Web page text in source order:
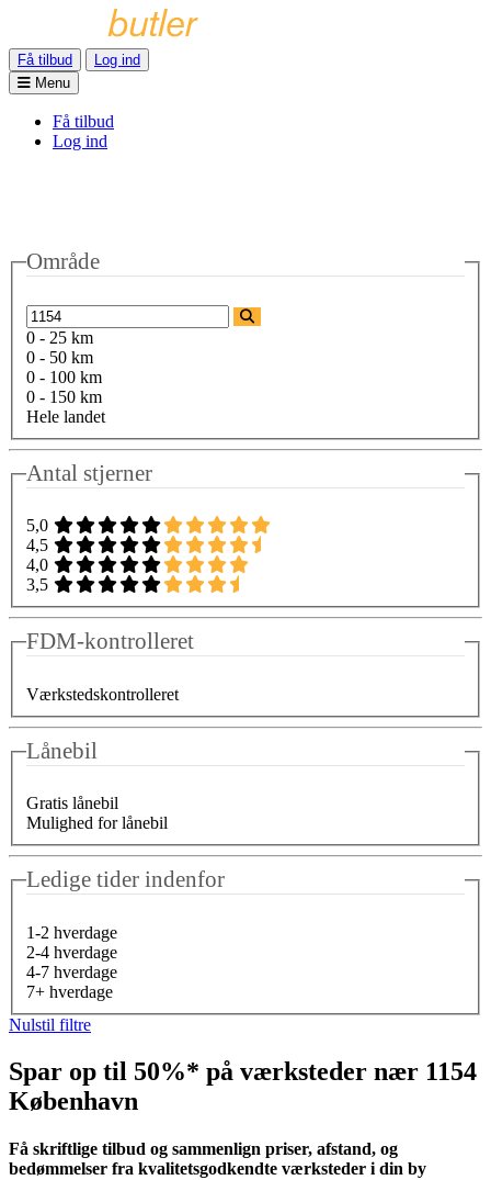
Få tilbud
Log ind
Menu
Få tilbud
Log ind
Område
0 - 25 km
0 - 50 km
0 - 100 km
0 - 150 km
Hele landet
Antal stjerner
5,0
4,5
4,0
3,5
FDM-kontrolleret
Værkstedskontrolleret
Lånebil
Gratis lånebil
Mulighed for lånebil
Ledige tider indenfor
1-2 hverdage
2-4 hverdage
4-7 hverdage
7+ hverdage
Nulstil filtre
Spar op til 50%* på værksteder nær 1154
København
Få skriftlige tilbud og sammenlign priser, afstand, og
bedømmelser fra kvalitetsgodkendte værksteder i din by